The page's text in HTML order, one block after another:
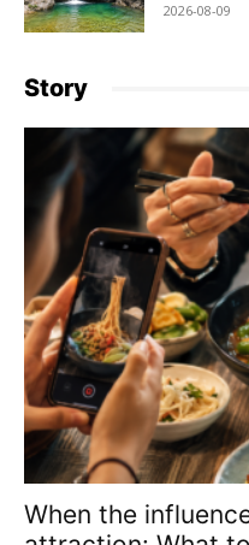
2026-08-09
Story
When the